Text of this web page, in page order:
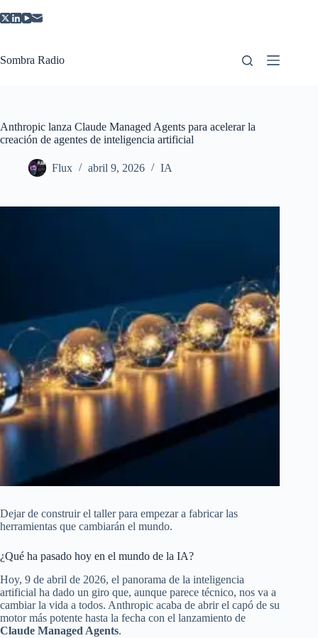
al
Sombra Radio
Anthropic lanza Claude Managed Agents para acelerar la
creación de agentes de inteligencia artificial
Flux abril 9, 2026 IA
Dejar de construir el taller para empezar a fabricar las
herramientas que cambiarán el mundo.
¿Qué ha pasado hoy en el mundo de la IA?
Hoy, 9 de abril de 2026, el panorama de la inteligencia
artificial ha dado un giro que, aunque parece técnico, nos va a
cambiar la vida a todos. Anthropic acaba de abrir el capó de su
motor más potente hasta la fecha con el lanzamiento de
Claude Managed Agents.